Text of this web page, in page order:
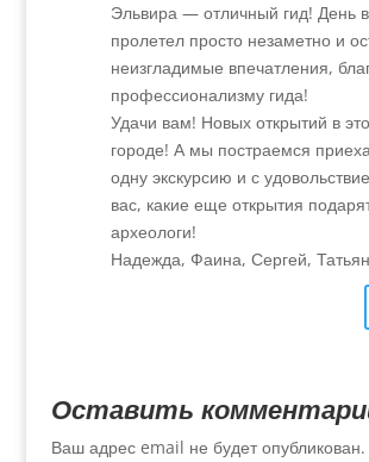
Эльвира — отличный гид! День
пролетел просто незаметно и
неизгладимые впечатления,
профессионализму гида!
Удачи вам! Новых открытий в
городе! А мы постраемся
одну экскурсию и с
вас, какие еще открытия
археологи!
Надежда, Фаина, Сергей,
Оставить
Ваш адрес email не будет опубликован.